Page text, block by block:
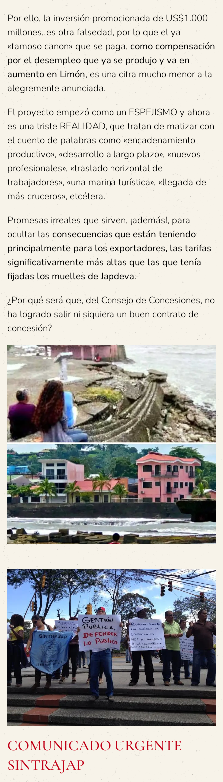
Por ello, la inversión promocionada de US$1.000
millones, es otra falsedad, por lo que el ya
«famoso canon» que se paga, como compensación
por el desempleo que ya se produjo y va en
aumento en Limón, es una cifra mucho menor a la
alegremente anunciada.
El proyecto empezó como un ESPEJISMO y ahora
es una triste REALIDAD, que tratan de matizar con
el cuento de palabras como «encadenamiento
productivo», «desarrollo a largo plazo», «nuevos
profesionales», «traslado horizontal de
trabajadores», «una marina turística», «llegada de
más cruceros», etcétera.
Promesas irreales que sirven, ¡además!, para
ocultar las consecuencias que están teniendo
principalmente para los exportadores, las tarifas
significativamente más altas que las que tenía
fijadas los muelles de Japdeva.
¿Por qué será que, del Consejo de Concesiones, no
ha logrado salir ni siquiera un buen contrato de
concesión?
COMUNICADO URGENTE
SINTRAJAP